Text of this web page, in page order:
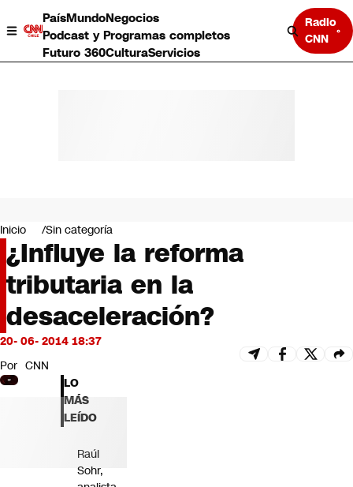
PaísMundoNegocios
Podcast y Programas completos
Futuro 360CulturaServicios
Radio
CNN
Negocios
Deportes
Programas completos
Cultura
Servicios
Bits
CNN tiempo
Futuro 360
Opinión
Inicio Sin categoría
¿Influye la reforma
tributaria en la
desaceleración?
20- 06- 2014 18:37
Por CNN
LO
MÁS
LEÍDO
Raúl
Sohr,